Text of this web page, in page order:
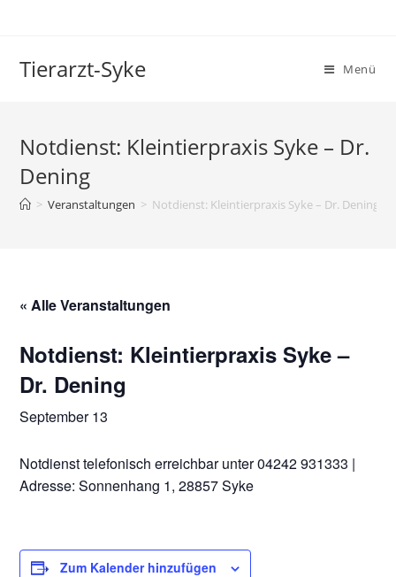
Tierarzt-Syke Menü
Notdienst: Kleintierpraxis Syke – Dr.
Dening
> Veranstaltungen > Notdienst: Kleintierpraxis Syke – Dr. Dening
« Alle Veranstaltungen
Notdienst: Kleintierpraxis Syke –
Dr. Dening
September 13
Notdienst telefonisch erreichbar unter 04242 931333 |
Adresse: Sonnenhang 1, 28857 Syke
Zum Kalender hinzufügen